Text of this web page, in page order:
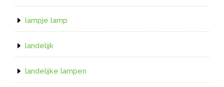
lampje lamp
landelijk
landelijke lampen